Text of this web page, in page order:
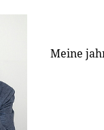
Meine